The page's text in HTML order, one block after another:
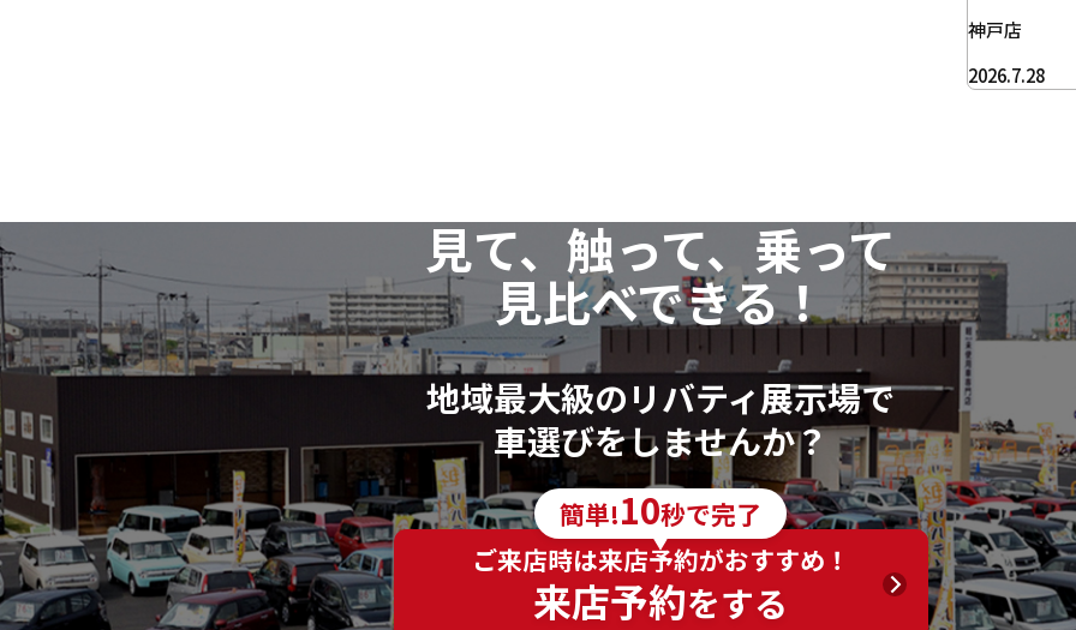
神戸店
2026.7.28
見て、触って、乗って
見比べできる！
地域最大級のリバティ展示場で
車選びをしませんか？
簡単!10秒で完了
ご来店時は来店予約がおすすめ！
来店予約をする